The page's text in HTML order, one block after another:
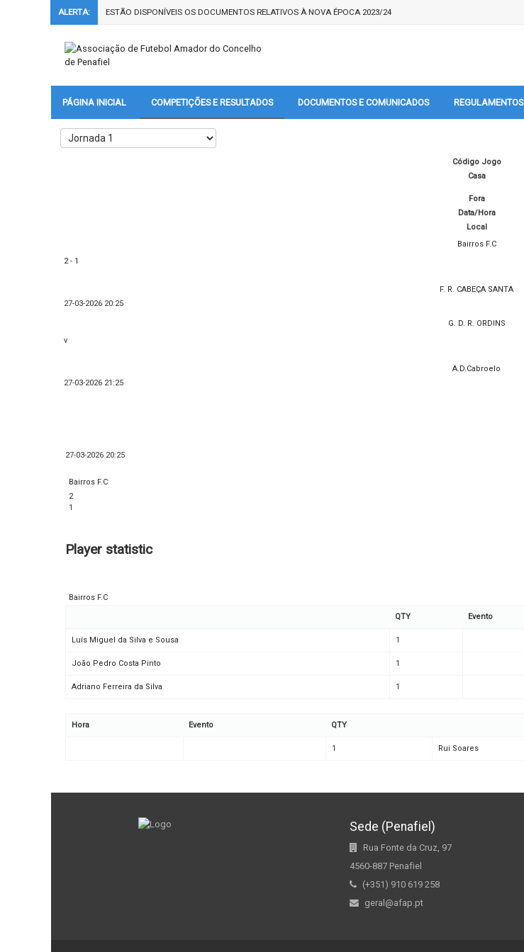
ALERTA: ESTÃO DISPONÍVEIS OS DOCUMENTOS RELATIVOS À NOVA ÉPOCA 2023/24
PÁGINA INICIAL COMPETIÇÕES E RESULTADOS DOCUMENTOS E COMUNICADOS REGULAMENTOS
Código Jogo
Casa
Fora
Data/Hora
Local
Bairros F.C
2 - 1
F. R. CABEÇA SANTA
27-03-2026 20:25
G. D. R. ORDINS
v
A.D.Cabroelo
27-03-2026 21:25
27-03-2026 20:25
Bairros F.C
2
1
Player statistic
Bairros F.C
QTY Evento
Luís Miguel da Silva e Sousa 1
João Pedro Costa Pinto 1
Adriano Ferreira da Silva 1
Hora Evento QTY
1 Rui Soares
Sede (Penafiel)
Rua Fonte da Cruz, 97
4560-887 Penafiel
(+351) 910 619 258
geral@afap.pt